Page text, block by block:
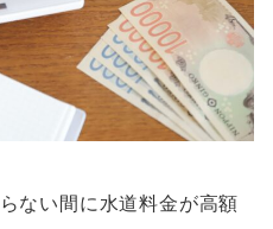
ない間に水道料金が高額